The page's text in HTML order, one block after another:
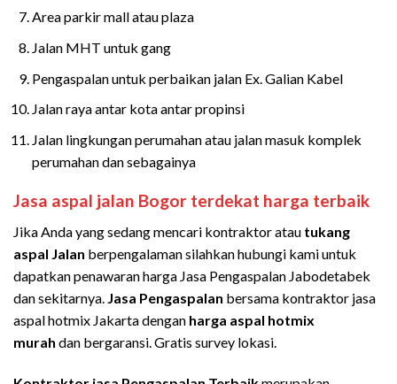
Area parkir mall atau plaza
Jalan MHT untuk gang
Pengaspalan untuk perbaikan jalan Ex. Galian Kabel
Jalan raya antar kota antar propinsi
Jalan lingkungan perumahan atau jalan masuk komplek
perumahan dan sebagainya
Jasa aspal jalan Bogor terdekat harga terbaik
Jika Anda yang sedang mencari kontraktor atau tukang
aspal Jalan berpengalaman silahkan hubungi kami untuk
dapatkan penawaran harga Jasa Pengaspalan Jabodetabek
dan sekitarnya. Jasa Pengaspalan bersama kontraktor jasa
aspal hotmix Jakarta dengan harga aspal hotmix
murah dan bergaransi. Gratis survey lokasi.